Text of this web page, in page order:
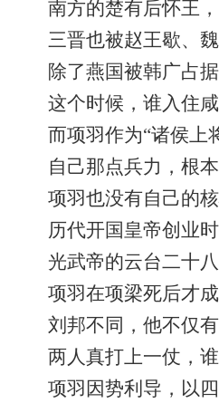
南方的楚有后怀王
三晋也被赵王歇、
除了燕国被韩广占
这个时候，谁入住
而项羽作为“诸侯上
自己那点兵力，根
项羽也没有自己的
历代开国皇帝创业
光武帝的云台二十
项羽在项梁死后才
刘邦不同，他不仅
两人真打上一仗，
项羽因势利导，以